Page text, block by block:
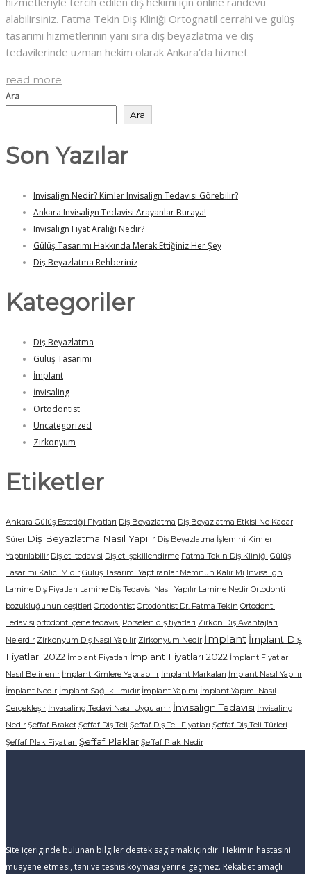
alabilirsiniz. Fatma Tekin Diş Kliniği Ortognatil cerrahi ve gülüş
tasarımı hizmetlerinin yanı sıra diş beyazlatma ve diş
tedavilerinde uzman hekim olarak Ankara’da hizmet
read more
Ara
Ara
Son Yazılar
Invisalign Nedir? Kimler Invisalign Tedavisi Görebilir?
Ankara Invisalign Tedavisi Arayanlar Buraya!
Invisalign Fiyat Aralığı Nedir?
Gülüş Tasarımı Hakkında Merak Ettiğiniz Her Şey
Diş Beyazlatma Rehberiniz
Kategoriler
Diş Beyazlatma
Gülüş Tasarımı
İmplant
İnvisaling
Ortodontist
Uncategorized
Zirkonyum
Etiketler
Ankara Gülüş Estetiği Fiyatları Diş Beyazlatma Diş Beyazlatma Etkisi Ne Kadar
Sürer Diş Beyazlatma Nasıl Yapılır Diş Beyazlatma İşlemini Kimler
Yaptırılabilir Diş eti tedavisi Diş eti şekillendirme Fatma Tekin Diş Kliniği Gülüş
Tasarımı Kalıcı Mıdır Gülüş Tasarımı Yaptıranlar Memnun Kalır Mı Invisalign
Lamine Diş Fiyatları Lamine Diş Tedavisi Nasıl Yapılır Lamine Nedir Ortodonti
bozukluğunun çeşitleri Ortodontist Ortodontist Dr. Fatma Tekin Ortodonti
Tedavisi ortodonti çene tedavisi Porselen diş fiyatları Zirkon Diş Avantajları
Nelerdir Zirkonyum Diş Nasıl Yapılır Zirkonyum Nedir İmplant İmplant Diş
Fiyatları 2022 İmplant Fiyatları İmplant Fiyatları 2022 İmplant Fiyatları
Nasıl Belirlenir İmplant Kimlere Yapılabilir İmplant Markaları İmplant Nasıl Yapılır
İmplant Nedir İmplant Sağlıklı mıdır İmplant Yapımı İmplant Yapımı Nasıl
Gerçekleşir İnvasaling Tedavi Nasıl Uygulanır İnvisalign Tedavisi İnvisaling
Nedir Şeffaf Braket Şeffaf Diş Teli Şeffaf Diş Teli Fiyatları Şeffaf Diş Teli Türleri
Şeffaf Plak Fiyatları Şeffaf Plaklar Şeffaf Plak Nedir
Site içeriginde bulunan bilgiler destek saglamak içindir. Hekimin hastasini
muayene etmesi, tani ve teshis koymasi yerine geçmez. Rekabet amaçlı